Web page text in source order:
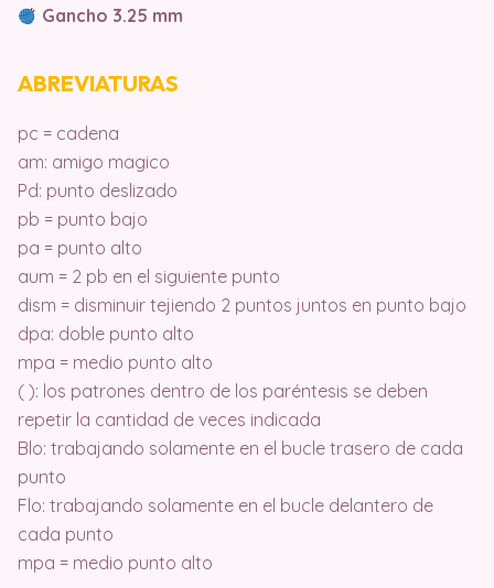
Gancho 3.25 mm
ABREVIATURAS
pc = cadena
am: amigo magico
Pd: punto deslizado
pb = punto bajo
pa = punto alto
aum = 2 pb en el siguiente punto
dism = disminuir tejiendo 2 puntos juntos en punto bajo
dpa: doble punto alto
mpa = medio punto alto
( ): los patrones dentro de los paréntesis se deben
repetir la cantidad de veces indicada
Blo: trabajando solamente en el bucle trasero de cada
punto
Flo: trabajando solamente en el bucle delantero de
cada punto
mpa = medio punto alto